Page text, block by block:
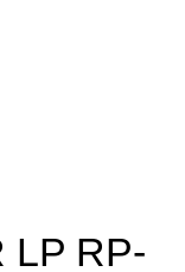
LP RP-